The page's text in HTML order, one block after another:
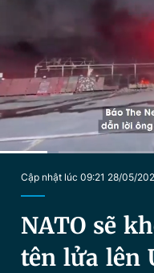
Chuyên mục
Chuyên mục khác
Chào ngày mới
Video
Tin đã lưu
Tin đã xem
Đăng xuất
Cập nhật lúc 09:21 28/05/
NATO sẽ
tên lửa lên